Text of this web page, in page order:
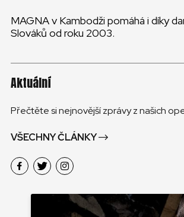
MAGNA v Kambodži pomáhá i díky
Slováků od roku 2003.
Aktuální
Přečtěte si nejnovější zprávy z našich
VŠECHNY ČLÁNKY